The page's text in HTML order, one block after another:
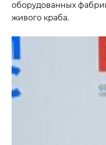
оборудованных
живого краба.